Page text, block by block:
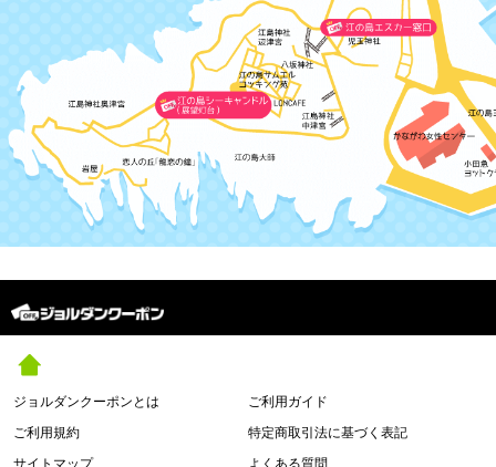
ジョルダンクーポンとは
ご利用ガイド
ご利用規約
特定商取引法に基づく表記